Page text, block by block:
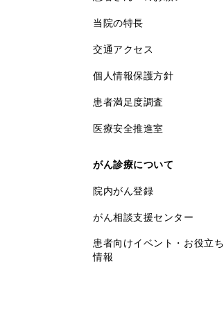
当院の特長
交通アクセス
個人情報保護方針
患者満足度調査
医療安全推進室
がん診療について
院内がん登録
がん相談支援センター
患者向けイベント・お役立ち
情報